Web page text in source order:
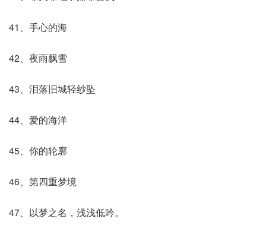
41、手心的海
42、夜雨飘雪
43、泪落旧城轻纱坠
44、爱的海洋
45、你的轮廓
46、第四重梦境
47、以梦之名，浅浅低吟。